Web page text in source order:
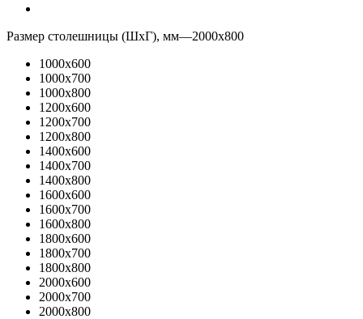
Размер столешницы (ШхГ), мм—2000x800
1000x600
1000x700
1000x800
1200x600
1200x700
1200x800
1400x600
1400x700
1400x800
1600x600
1600x700
1600x800
1800x600
1800x700
1800x800
2000x600
2000x700
2000x800